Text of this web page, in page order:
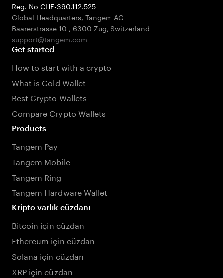
Reg. No CHE-390.112.525
Global Headquarters, Tangem AG
Baarerstrasse 10 , 6300 Zug, Switzerland
support@tangem.com
Get started
How to start with a crypto
What is Cold Wallet
Best Crypto Wallets
Compare Crypto Wallets
Products
Tangem Pay
Tangem Mobile
Tangem Ring
Tangem Hardware Wallet
Kripto varlık cüzdanı
Bitcoin için cüzdan
Ethereum için cüzdan
Solana için cüzdan
XRP için cüzdan